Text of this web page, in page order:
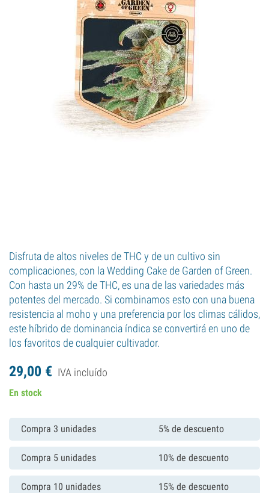
Disfruta de altos niveles de THC y de un cultivo sin
complicaciones, con la Wedding Cake de Garden of Green.
Con hasta un 29% de THC, es una de las variedades más
potentes del mercado. Si combinamos esto con una buena
resistencia al moho y una preferencia por los climas cálidos,
este híbrido de dominancia índica se convertirá en uno de
los favoritos de cualquier cultivador.
29,00 € IVA incluído
En stock
Compra 3 unidades 5% de descuento
Compra 5 unidades 10% de descuento
Compra 10 unidades 15% de descuento